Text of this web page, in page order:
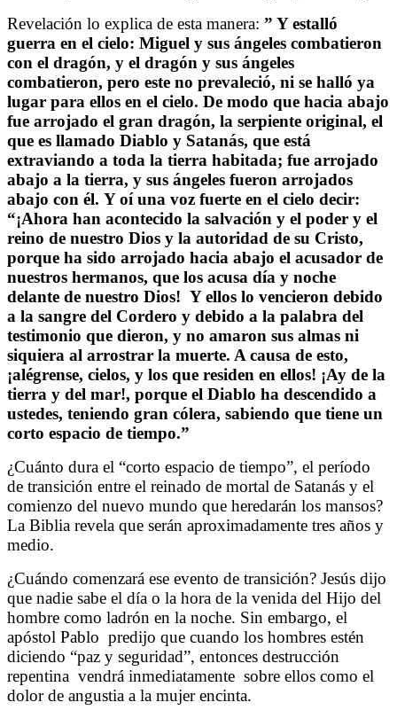
Revelación lo explica de esta manera: ” Y estalló
guerra en el cielo: Miguel y sus ángeles combatieron
con el dragón, y el dragón y sus ángeles
combatieron, pero este no prevaleció, ni se halló ya
lugar para ellos en el cielo. De modo que hacia abajo
fue arrojado el gran dragón, la serpiente original, el
que es llamado Diablo y Satanás, que está
extraviando a toda la tierra habitada; fue arrojado
abajo a la tierra, y sus ángeles fueron arrojados
abajo con él. Y oí una voz fuerte en el cielo decir:
“¡Ahora han acontecido la salvación y el poder y el
reino de nuestro Dios y la autoridad de su Cristo,
porque ha sido arrojado hacia abajo el acusador de
nuestros hermanos, que los acusa día y noche
delante de nuestro Dios! Y ellos lo vencieron debido
a la sangre del Cordero y debido a la palabra del
testimonio que dieron, y no amaron sus almas ni
siquiera al arrostrar la muerte. A causa de esto,
¡alégrense, cielos, y los que residen en ellos! ¡Ay de la
tierra y del mar!, porque el Diablo ha descendido a
ustedes, teniendo gran cólera, sabiendo que tiene un
corto espacio de tiempo.”
¿Cuánto dura el “corto espacio de tiempo”, el período
de transición entre el reinado de mortal de Satanás y el
comienzo del nuevo mundo que heredarán los mansos?
La Biblia revela que serán aproximadamente tres años y
medio.
¿Cuándo comenzará ese evento de transición? Jesús dijo
que nadie sabe el día o la hora de la venida del Hijo del
hombre como ladrón en la noche. Sin embargo, el
apóstol Pablo predijo que cuando los hombres estén
diciendo “paz y seguridad”, entonces destrucción
repentina vendrá inmediatamente sobre ellos como el
dolor de angustia a la mujer encinta.